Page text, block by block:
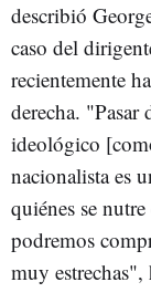
describió
caso del
recientemente
derecha.
ideológico
nacionalista es
quiénes se
podremos
muy